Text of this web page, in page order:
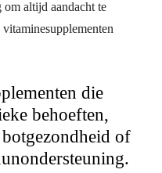
altijd aandacht te
die
behoeften,
of